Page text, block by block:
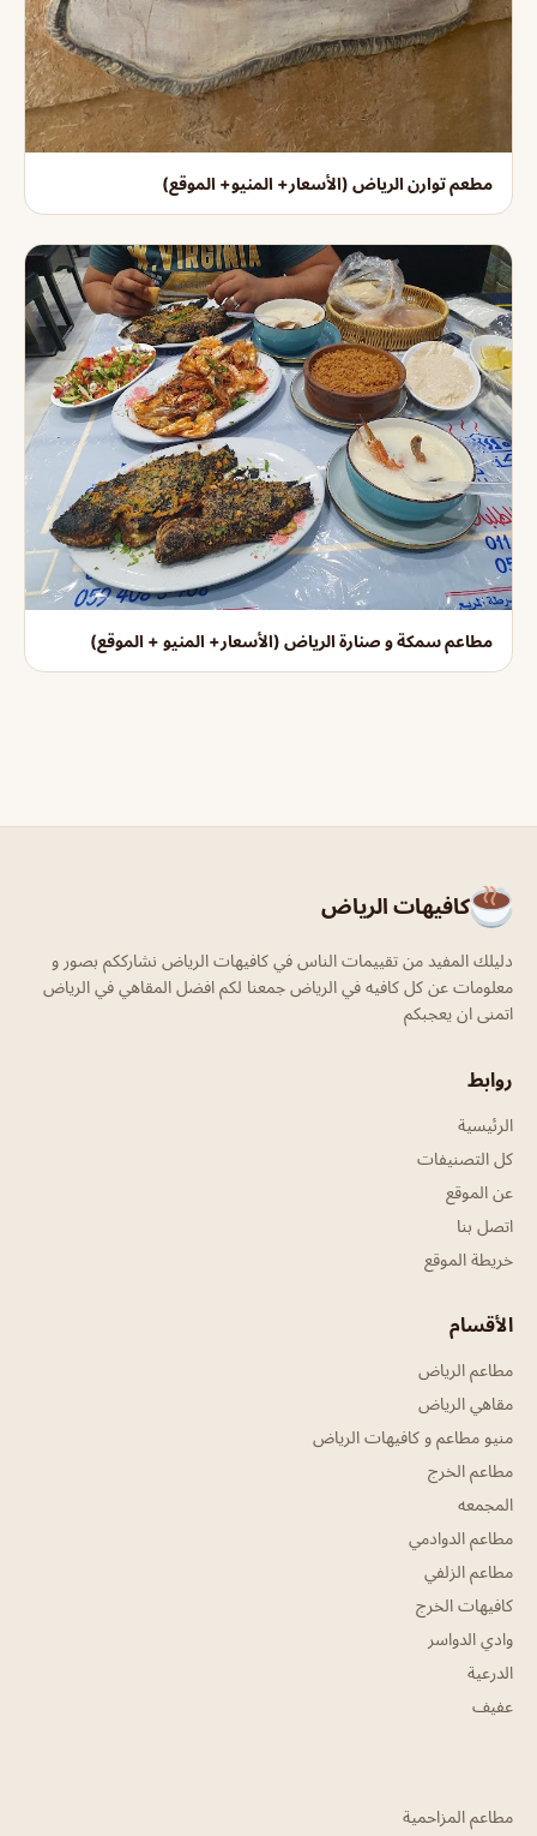
مطعم توارن الرياض (الأسعار+ المنيو+ الموقع)
مطاعم سمكة و صنارة الرياض (الأسعار+ المنيو + الموقع)
كافيهات الرياض
دليلك المفيد من تقييمات الناس في كافيهات الرياض نشارككم بصور و
معلومات عن كل كافيه في الرياض جمعنا لكم افضل المقاهي في الرياض
اتمنى ان يعجبكم
روابط
الرئيسية
كل التصنيفات
عن الموقع
اتصل بنا
خريطة الموقع
الأقسام
مطاعم الرياض
مقاهي الرياض
منيو مطاعم و كافيهات الرياض
مطاعم الخرج
المجمعه
مطاعم الدوادمي
مطاعم الزلفي
كافيهات الخرج
وادي الدواسر
الدرعية
عفيف
مطاعم المزاحمية